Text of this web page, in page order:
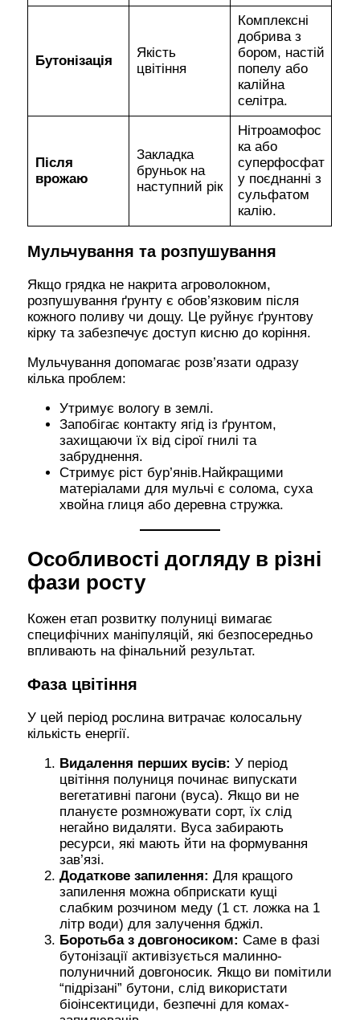
Бутонізація
Якість
цвітіння
Комплексні
добрива з
бором, настій
попелу або
калійна
селітра.
Після
врожаю
Закладка
бруньок на
наступний рік
Нітроамофос
ка або
суперфосфат
у поєднанні з
сульфатом
калію.
Мульчування та розпушування
Якщо грядка не накрита агроволокном,
розпушування ґрунту є обов’язковим після
кожного поливу чи дощу. Це руйнує ґрунтову
кірку та забезпечує доступ кисню до коріння.
Мульчування допомагає розв’язати одразу
кілька проблем:
Утримує вологу в землі.
Запобігає контакту ягід із ґрунтом,
захищаючи їх від сірої гнилі та
забруднення.
Стримує ріст бур’янів.Найкращими
матеріалами для мульчі є солома, суха
хвойна глиця або деревна стружка.
Особливості догляду в різні
фази росту
Кожен етап розвитку полуниці вимагає
специфічних маніпуляцій, які безпосередньо
впливають на фінальний результат.
Фаза цвітіння
У цей період рослина витрачає колосальну
кількість енергії.
Видалення перших вусів: У період
цвітіння полуниця починає випускати
вегетативні пагони (вуса). Якщо ви не
плануєте розмножувати сорт, їх слід
негайно видаляти. Вуса забирають
ресурси, які мають йти на формування
зав’язі.
Додаткове запилення: Для кращого
запилення можна обприскати кущі
слабким розчином меду (1 ст. ложка на 1
літр води) для залучення бджіл.
Боротьба з довгоносиком: Саме в фазі
бутонізації активізується малинно-
полуничний довгоносик. Якщо ви помітили
“підрізані” бутони, слід використати
біоінсектициди, безпечні для комах-